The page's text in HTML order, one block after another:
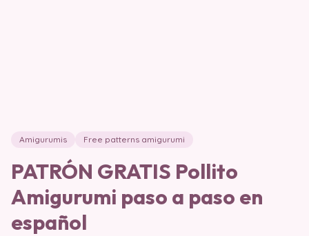
Amigurumis Free patterns amigurumi
PATRÓN GRATIS Pollito
Amigurumi paso a paso en
español